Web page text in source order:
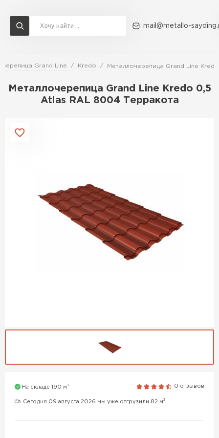
mail@metallo-
Grand Line Kredo Металлочерепица Grand Line
Металлочерепица Grand Line Kredo 0,5
Atlas RAL 8004 Терракота
На складе 190 м3 0 отзывов
Сегодня 09 августа 2026 мы уже отгрузили 82 м3
Доставка и оплата Акции О компании Контакты
Перейти в каталог